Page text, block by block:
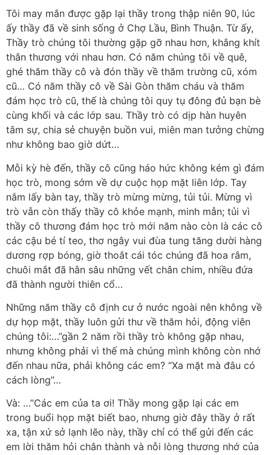
Tôi may mắn được gặp lại thầy trong thập niên 90, lúc
ấy thầy đã về sinh sống ở Chợ Lầu, Bình Thuận. Từ ấy,
Thầy trò chúng tôi thường gặp gỡ nhau hơn, khắng khít
thân thương với nhau hơn. Có năm chúng tôi về quê,
ghé thăm thầy cô và đón thầy về thăm trường cũ, xóm
cũ… Có năm thầy cô về Sài Gòn thăm cháu và thăm
đám học trò cũ, thế là chúng tôi quy tụ đông đủ bạn bè
cùng khối và các lớp sau. Thầy trò có dịp hàn huyên
tâm sự, chia sẻ chuyện buồn vui, miên man tưởng chừng
như không bao giờ dứt…
Mỗi kỳ hè đến, thầy cô cũng háo hức không kém gì đám
học trò, mong sớm về dự cuộc họp mặt liên lớp. Tay
nắm lấy bàn tay, thầy trò mừng mừng, tủi tủi. Mừng vì
trò vẫn còn thấy thầy cô khỏe mạnh, minh mẫn; tủi vì
thầy cô thương đám học trò mới năm nào còn là các cô
các cậu bé tí teo, thơ ngây vui đùa tung tăng dười hàng
dương rợp bóng, giờ thoắt cái tóc chúng đã hoa râm,
chuôi mắt đã hằn sâu những vết chân chim, nhiều đứa
đã thành người thiên cổ…
Những năm thầy cô định cư ở nước ngoài nên không về
dự họp mặt, thầy luôn gửi thư về thăm hỏi, động viên
chúng tôi:…”gần 2 năm rồi thầy trò không gặp nhau,
nhưng không phải vì thế mà chúng mình không còn nhớ
đến nhau nữa, phải không các em? “Xa mặt mà đâu có
cách lòng”…
Và: …”Các em của ta ơi! Thầy mong gặp lại các em
trong buổi họp mặt biết bao, nhưng giờ đây thầy ở rất
xa, tận xứ sở lạnh lẽo này, thầy chỉ có thể gửi đến các
em lời thăm hỏi chân thành và nỗi lòng thương nhớ của